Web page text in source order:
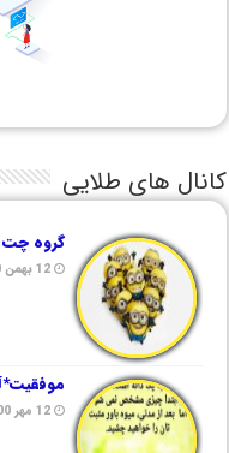
کانال های طلایی
گروه چت
12 بهمن 1400
12 مهر 1400